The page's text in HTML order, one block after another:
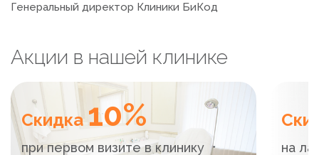
Генеральный директор Клиники БиКод
Акции в нашей клинике
Скидка 10%
при первом визите в клинику
на